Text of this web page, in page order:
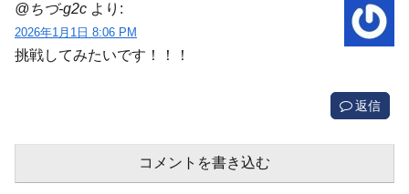
@ちづ-g2c より:
2026年1月1日 8:06 PM
挑戦してみたいです！！！
返信
コメントを書き込む